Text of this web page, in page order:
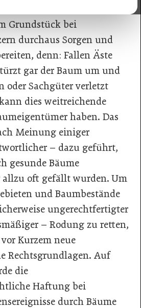
dann kann deren
Grundstück bei
durchaus Sorgen und
denn: Fallen Äste
gar der Baum um und
oder Sachgüter verletzt
dies weitreichende
haben. Das
Meinung einiger
– dazu geführt,
gesunde Bäume
allzu oft gefällt wurden. Um
und Baumbestände
ungerechtfertigter
– Rodung zu retten,
Kurzem neue
Rechtsgrundlagen. Auf
die
Haftung bei
durch Bäume